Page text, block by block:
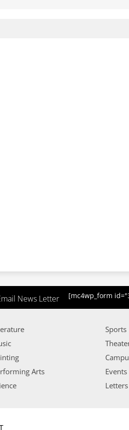
News Letter [mc4wp_form
Arts
Sports
Events
Letters